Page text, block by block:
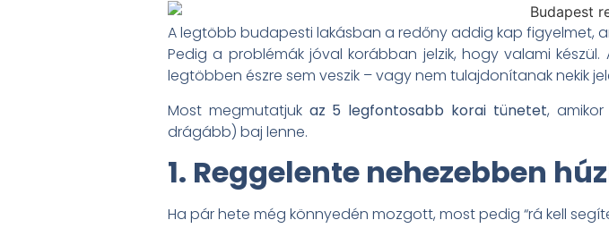
A legtöbb budapesti lakásban a redőny addig kap figyelmet,
Pedig a problémák jóval korábban jelzik, hogy valami
legtöbben észre sem veszik – vagy nem tulajdonítanak nekik
Most megmutatjuk az 5 legfontosabb korai tünetet,
drágább) baj lenne.
1. Reggelente nehezebben
Ha pár hete még könnyedén mozgott, most pedig “rá kell